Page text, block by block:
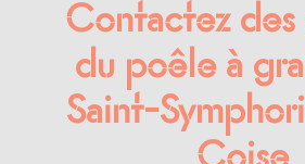
Contactez des
du poêle à
Saint-